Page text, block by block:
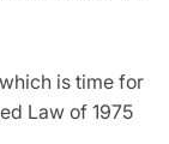
is time for
Law of 1975